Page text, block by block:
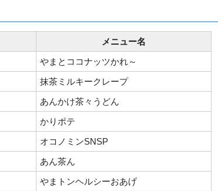
メニュー名
やまとココナッツかれ～
抹茶ミルキークレープ
あんかけ茶々うどん
かりポテ
オコノミンSNSP
あん茶ん
やまトンヘルシーおあげ